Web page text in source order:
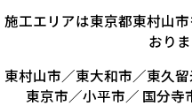
施工エリアは東京都東村山
おりま
東村山市／東大和市／東久
東京市／小平市／ 国分